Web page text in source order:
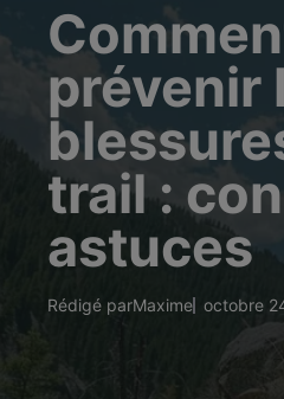
prévenir
trail :
astuces
Rédigé parMaxime octobre